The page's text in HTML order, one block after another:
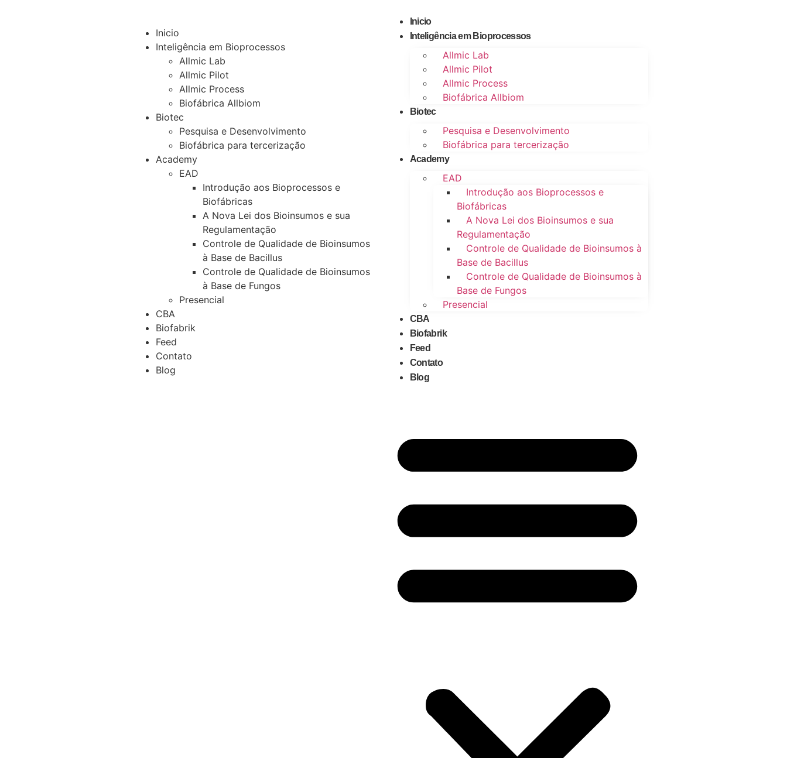
Inicio
Inteligência em Bioprocessos
Allmic Lab
Allmic Pilot
Allmic Process
Biofábrica Allbiom
Biotec
Pesquisa e Desenvolvimento
Biofábrica para tercerização
Academy
EAD
Introdução aos Bioprocessos e
Biofábricas
A Nova Lei dos Bioinsumos e sua
Regulamentação
Controle de Qualidade de Bioinsumos
à Base de Bacillus
Controle de Qualidade de Bioinsumos
à Base de Fungos
Presencial
CBA
Biofabrik
Feed
Contato
Blog
Inicio
Inteligência em Bioprocessos
Allmic Lab
Allmic Pilot
Allmic Process
Biofábrica Allbiom
Biotec
Pesquisa e Desenvolvimento
Biofábrica para tercerização
Academy
EAD
Introdução aos Bioprocessos e
Biofábricas
A Nova Lei dos Bioinsumos e sua
Regulamentação
Controle de Qualidade de Bioinsumos à
Base de Bacillus
Controle de Qualidade de Bioinsumos à
Base de Fungos
Presencial
CBA
Biofabrik
Feed
Contato
Blog